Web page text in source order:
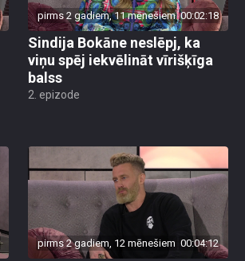
pirms 2 gadiem, 11 mēnešiem 00:02:18
Sindija Bokāne neslēpj, ka
viņu spēj iekvēlināt vīrišķīga
balss
2. epizode
pirms 2 gadiem, 12 mēnešiem 00:04:12